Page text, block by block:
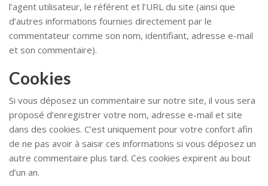
l’agent utilisateur, le référent et l’URL du site (ainsi que
d’autres informations fournies directement par le
commentateur comme son nom, identifiant, adresse e-mail
et son commentaire).
Cookies
Si vous déposez un commentaire sur notre site, il vous sera
proposé d’enregistrer votre nom, adresse e-mail et site
dans des cookies. C’est uniquement pour votre confort afin
de ne pas avoir à saisir ces informations si vous déposez un
autre commentaire plus tard. Ces cookies expirent au bout
d’un an.